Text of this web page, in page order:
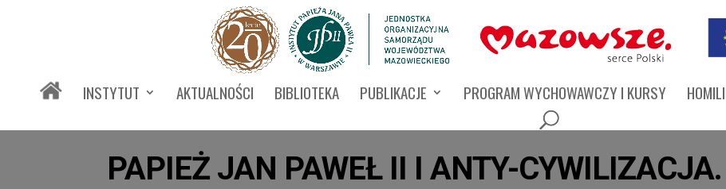
INSTYTUT AKTUALNOŚCI BIBLIOTEKA PUBLIKACJE PROGRAM WYCHOWAWCZY I KURSY
PAPIEŻ JAN PAWEŁ II I ANTY-